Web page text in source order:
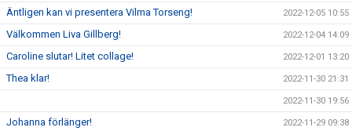
Äntligen kan vi presentera Vilma Torseng! 2022-12-05 10:55
Välkommen Liva Gillberg! 2022-12-04 14:09
Caroline slutar! Litet collage! 2022-12-01 13:20
Thea klar! 2022-11-30 21:31
2022-11-30 19:56
Johanna förlänger! 2022-11-29 09:38